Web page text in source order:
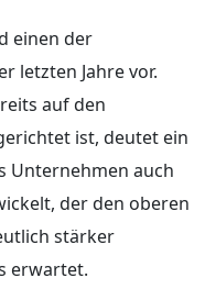
einen der
letzten Jahre vor.
auf den
ist, deutet ein
Unternehmen auch
der den oberen
stärker
erwartet.